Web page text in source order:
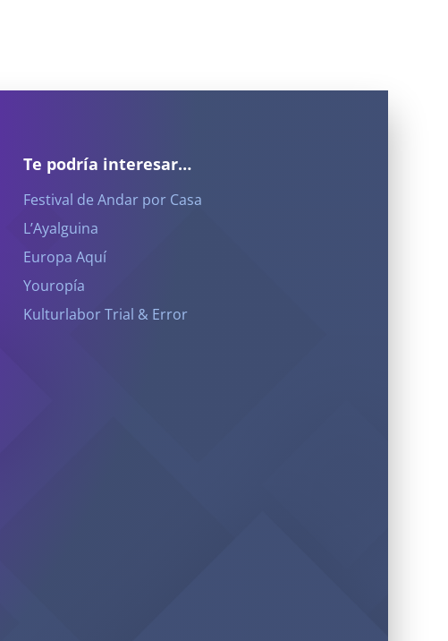
Te podría interesar…
Festival de Andar por Casa
L’Ayalguina
Europa Aquí
Youropía
Kulturlabor Trial & Error